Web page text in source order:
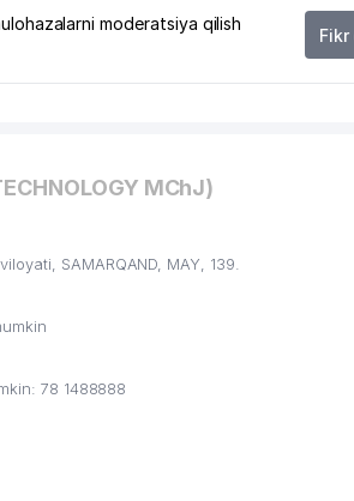
moderatsiya qilish
MChJ)
SAMARQAND, MAY, 139.
78 1488888